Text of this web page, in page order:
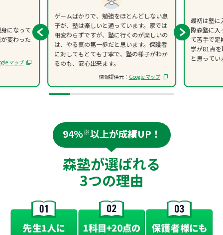
になって
変わった
マップ
ゲームばかりで、勉強をほとんどしない息
子が、塾は楽しいと通っています。家では
相変わらずですが、塾に行くのが楽しいの
は、やる気の第一歩だと思います。保護者
に対してもとても丁寧で、塾の様子がわか
るのも、安心出来ます。
情報提供元： Google マップ
最初は塾に
際森塾に入
て苦手で定
学が81点
と思ってい
94%※以上が成績UP！
森塾が選ばれる
3つの理由